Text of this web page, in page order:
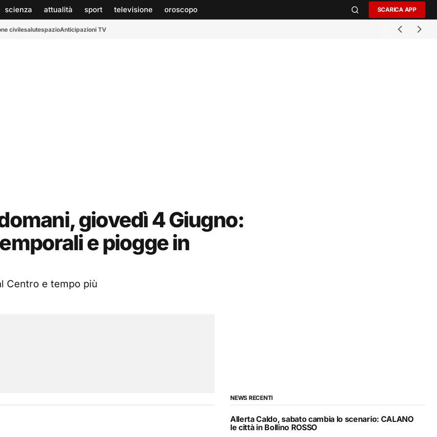
scienza attualità sport televisione oroscopo SCARICA APP
civilesalutespazioAnticipazioni TV
giovedì 4 Giugno:
e piogge in
Centro e tempo più
NEWS RECENTI
Allerta Caldo, sabato cambia lo scenario: CALANO
le città in Bollino ROSSO